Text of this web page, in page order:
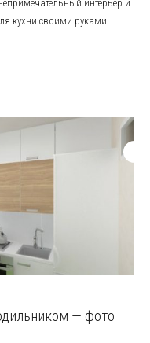
интерьер и
кухни своими руками
— фото